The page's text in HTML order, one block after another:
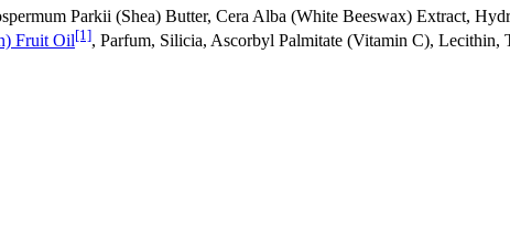
Parkii (Shea) Butter, Cera Alba (White Beeswax) Extract,
Fruit Oil[1], Parfum, Silicia, Ascorbyl Palmitate (Vitamin C), Lecithin,